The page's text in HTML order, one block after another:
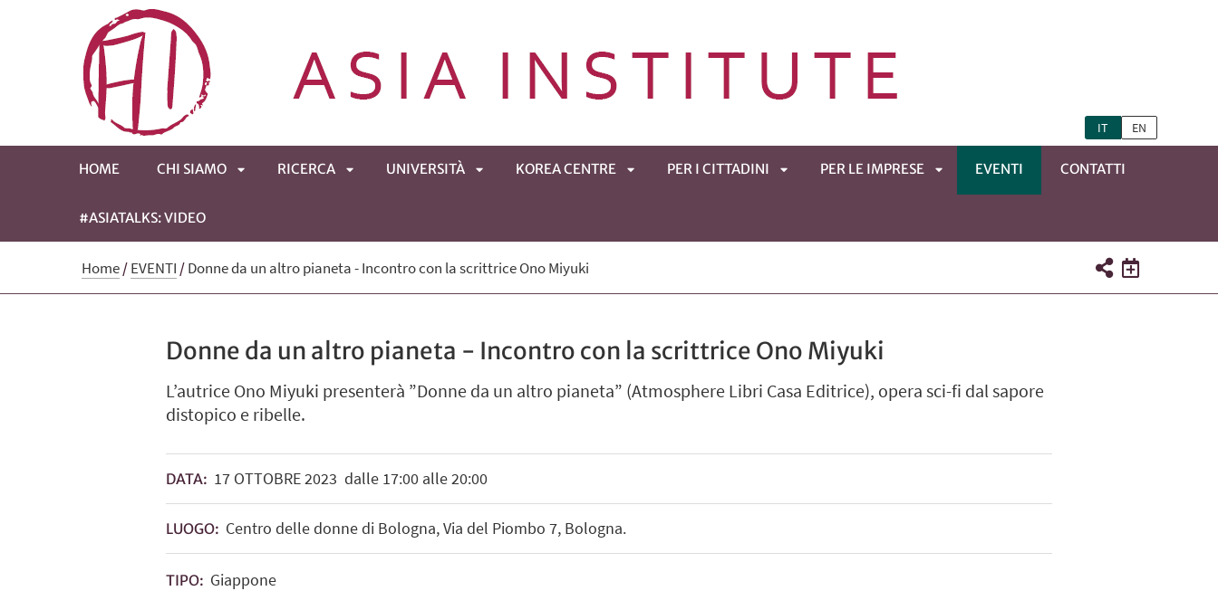
IT EN
HOME CHI SIAMO
SOTTOMENÙ
RICERCA
SOTTOMENÙ
UNIVERSITÀ
SOTTOMENÙ
KOREA CENTRE PER I CITTADINI PER LE IMPRESE EVENTI CONTATTI
#ASIATALKS: VIDEO
Home/EVENTI /Donne da un altro pianeta - Incontro con la scrittrice Ono Miyuki
Donne da un altro pianeta - Incontro con la scrittrice Ono Miyuki
L’autrice Ono Miyuki presenterà ”Donne da un altro pianeta” (Atmosphere Libri Casa Editrice), opera sci-fi dal sapore
distopico e ribelle.
DATA: 17OTTOBRE2023 dalle 17:00 alle 20:00
LUOGO: Centro delle donne di Bologna, Via del Piombo 7, Bologna.
TIPO: Giappone